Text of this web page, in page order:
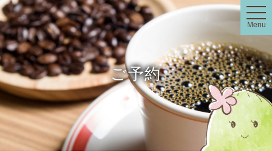
t
o
g
g
l
e
n
a
v
i
g
a
t
i
o
n
Menu
ご予約